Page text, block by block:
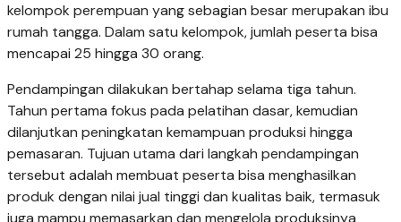
kelompok perempuan yang sebagian besar merupakan ibu
rumah tangga. Dalam satu kelompok, jumlah peserta bisa
mencapai 25 hingga 30 orang.
Pendampingan dilakukan bertahap selama tiga tahun.
Tahun pertama fokus pada pelatihan dasar, kemudian
dilanjutkan peningkatan kemampuan produksi hingga
pemasaran. Tujuan utama dari langkah pendampingan
tersebut adalah membuat peserta bisa menghasilkan
produk dengan nilai jual tinggi dan kualitas baik, termasuk
juga mampu memasarkan dan mengelola produksinya